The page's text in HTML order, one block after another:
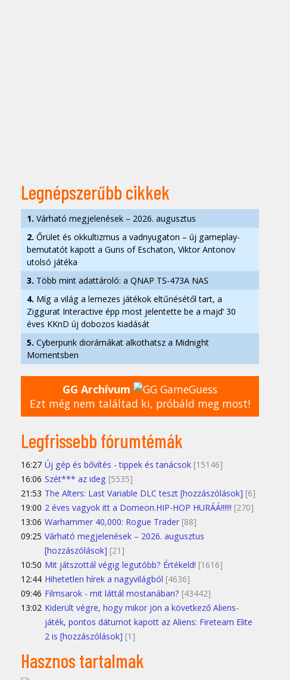
Legnépszerűbb cikkek
1. Várható megjelenések – 2026. augusztus
2. Őrület és okkultizmus a vadnyugaton – új gameplay-
bemutatót kapott a Guns of Eschaton, Viktor Antonov
utolsó játéka
3. Több mint adattároló: a QNAP TS-473A NAS
4. Míg a világ a lemezes játékok eltűnésétől tart, a
Ziggurat Interactive épp most jelentette be a majd’ 30
éves KKnD új dobozos kiadását
5. Cyberpunk diorámákat alkothatsz a Midnight
Momentsben
GG Archívum
Ezt még nem találtad ki, próbáld meg most!
Legfrissebb fórumtémák
16:27 Új gép és bővítés - tippek és tanácsok [15146]
16:06 Szét*** az ideg [5535]
21:53 The Alters: Last Variable DLC teszt [hozzászólások] [6]
19:00 2 éves vagyok itt a Domeon.HIP-HOP HURÁÁ!!!!!! [270]
13:06 Warhammer 40,000: Rogue Trader [88]
09:25 Várható megjelenések – 2026. augusztus
[hozzászólások] [21]
10:50 Mit játszottál végig legutóbb? Értékeld! [1616]
12:44 Hihetetlen hírek a nagyvilágból [4636]
09:46 Filmsarok - mit láttál mostanában? [43442]
13:02 Kiderült végre, hogy mikor jön a következő Aliens-
játék, pontos dátumot kapott az Aliens: Fireteam Elite
2 is [hozzászólások] [1]
Hasznos tartalmak